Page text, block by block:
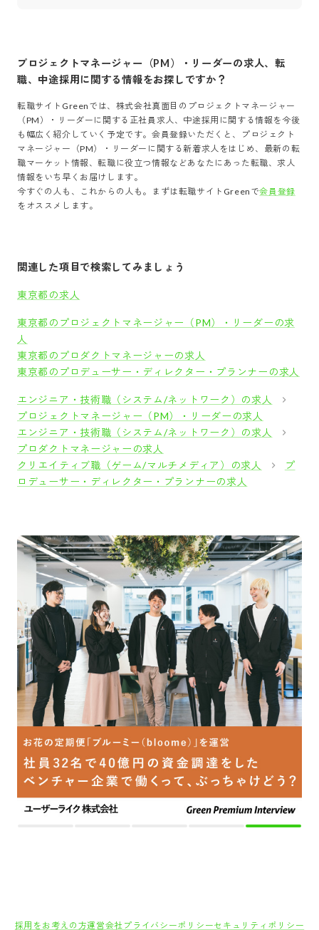
プロジェクトマネージャー（PM）・リーダーの求人、転
職、中途採用に関する情報をお探しですか？
転職サイトGreenでは、 株式会社真面目 の プロジェクトマネージャー
（PM）・リーダー に関する正社員求人、中途採用に関する情報を今後
も幅広く紹介していく予定です。会員登録いただくと、
プロジェクト
マネージャー（PM）・リーダー に関する新着求人をはじめ、最新の転
職マーケット情報、転職に役立つ情報などあなたにあった転職、求人
情報をいち早くお届けします。
今すぐの人も、これからの人も。まずは転職サイトGreenで会員登録
をオススメします。
関連した項目で検索してみましょう
東京都の求人
東京都のプロジェクトマネージャー（PM）・リーダーの求
人
東京都のプロダクトマネージャーの求人
東京都のプロデューサー・ディレクター・プランナーの求人
エンジニア・技術職（システム/ネットワーク）の求人
プロジェクトマネージャー（PM）・リーダーの求人
エンジニア・技術職（システム/ネットワーク）の求人
プロダクトマネージャーの求人
クリエイティブ職（ゲーム/マルチメディア）の求人
プ
ロデューサー・ディレクター・プランナーの求人
採用をお考えの方運営会社 プライバシーポリシーセキュリティポリシー